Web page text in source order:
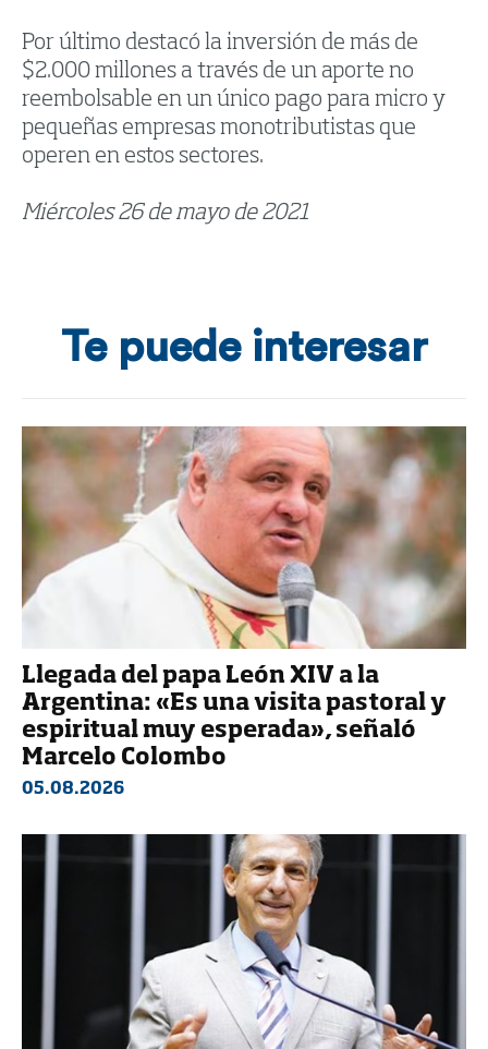
Por último destacó la inversión de más de
$2.000 millones a través de un aporte no
reembolsable en un único pago para micro y
pequeñas empresas monotributistas que
operen en estos sectores.
Miércoles 26 de mayo de 2021
Te puede interesar
Llegada del papa León XIV a la
Argentina: «Es una visita pastoral y
espiritual muy esperada», señaló
Marcelo Colombo
05.08.2026